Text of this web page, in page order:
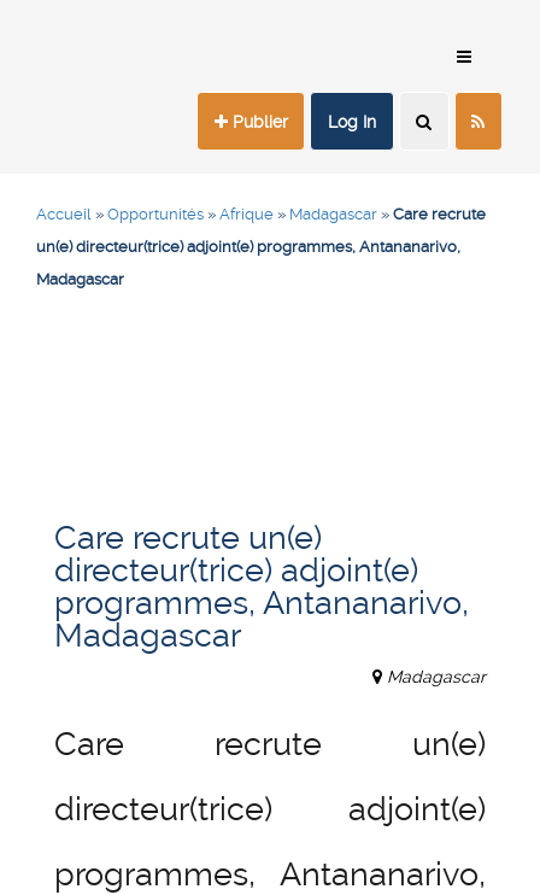
Publier Log In
Accueil » Opportunités » Afrique » Madagascar » Care recrute
un(e) directeur(trice) adjoint(e) programmes, Antananarivo,
Madagascar
Care recrute un(e)
directeur(trice) adjoint(e)
programmes, Antananarivo,
Madagascar
Madagascar
Care recrute un(e)
directeur(trice) adjoint(e)
programmes, Antananarivo,